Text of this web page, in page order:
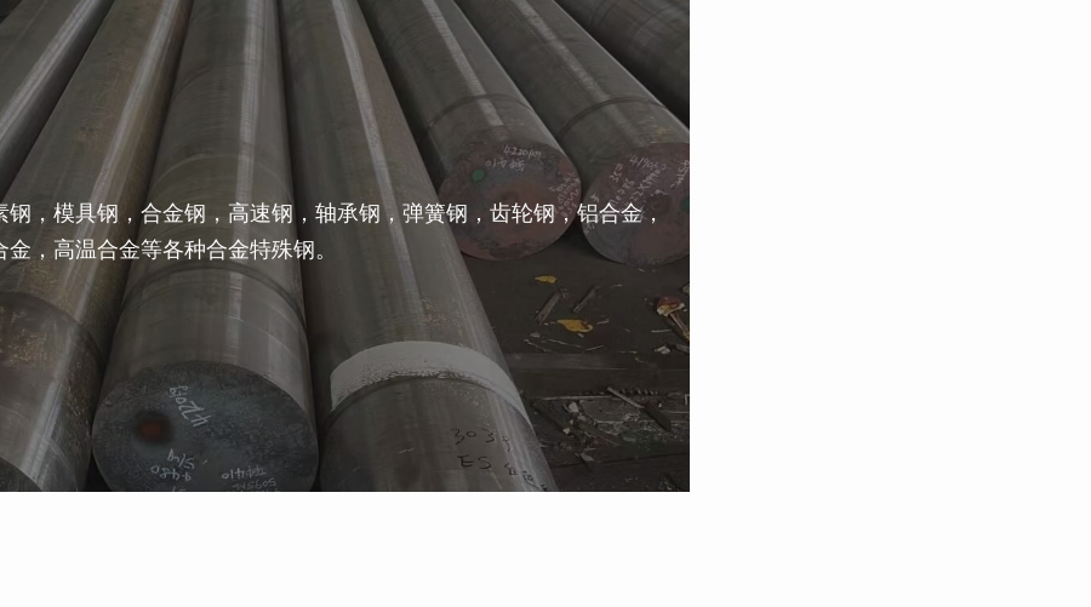
，模具钢，合金钢，高速钢，轴承钢，弹簧钢，齿轮钢，铝合金，
，高温合金等各种合金特殊钢。